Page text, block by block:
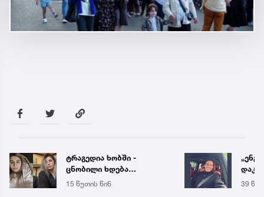
ტრაგედია ხობში -
ცნობილი ხდება
დაღუპული დედა-შვილის
ვინაობა
15 წუთის წინ 39